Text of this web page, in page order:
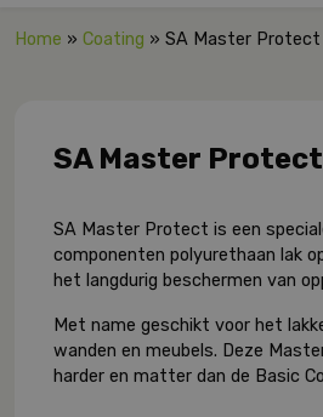
Home » Coating » SA Master Protect
SA Master Protect
SA Master Protect is een
componenten polyurethaan lak
het langdurig beschermen van
Met name geschikt voor het
wanden en meubels. Deze
harder en matter dan de Basic